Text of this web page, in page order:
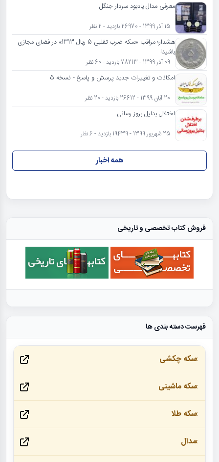
معرفی مدال یادبود سردار جنگل
15 آذر 1399 - 26970 بازدید - 2 نظر
هشدار؛ مراقب «سکه ضرب تقلبی 5 ریال 1313» در فضای مجازی
باشید!
09 آذر 1399 - 78213 بازدید - 60 نظر
امکانات و تغییرات جدید پرسش و پاسخ - نسخه 5
20 آبان 1399 - 26612 بازدید - 20 نظر
اختلال بدلیل بروز رسانی
25 شهریور 1399 - 19439 بازدید - 6 نظر
همه اخبار
فروش کتاب تخصصی و تاریخی
فهرست دسته بندی ها
سکه چکشی
سکه ماشینی
سکه طلا
مدال